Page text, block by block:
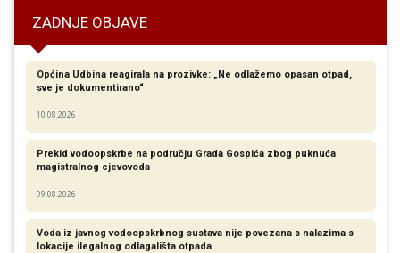
ZADNJE OBJAVE
Općina Udbina reagirala na prozivke: „Ne odlažemo opasan otpad,
sve je dokumentirano“
10.08.2026
Prekid vodoopskrbe na području Grada Gospića zbog puknuća
magistralnog cjevovoda
09.08.2026
Voda iz javnog vodoopskrbnog sustava nije povezana s nalazima s
lokacije ilegalnog odlagališta otpada